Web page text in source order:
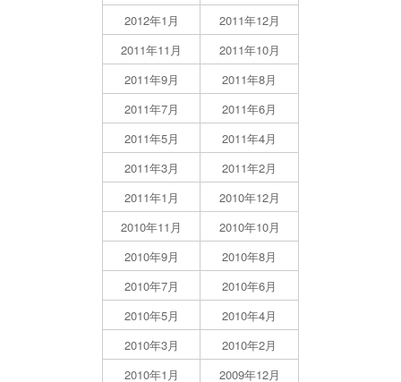
2012年1月
2011年12月
2011年11月
2011年10月
2011年9月
2011年8月
2011年7月
2011年6月
2011年5月
2011年4月
2011年3月
2011年2月
2011年1月
2010年12月
2010年11月
2010年10月
2010年9月
2010年8月
2010年7月
2010年6月
2010年5月
2010年4月
2010年3月
2010年2月
2010年1月
2009年12月